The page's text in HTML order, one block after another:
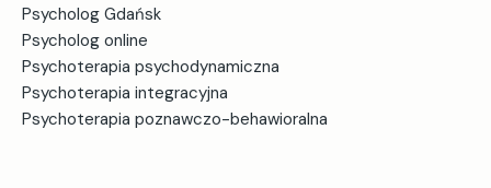
Czytaj więcej
Udostępnij
Psycholog Gdańsk
Psycholog online
Psychoterapia psychodynamiczna
Psychoterapia integracyjna
Psychoterapia poznawczo-behawioralna